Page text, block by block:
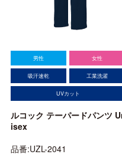
男性 女性
吸汗速乾 工業洗濯
UVカット
ルコック テーパードパンツ
isex
品番:UZL-2041